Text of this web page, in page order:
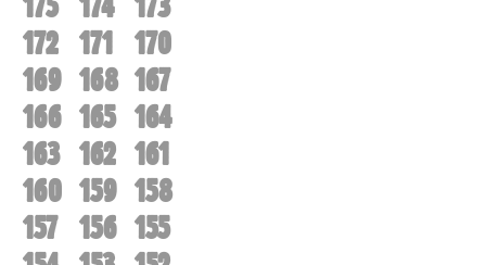
172 171 170
169 168 167
166 165 164
163 162 161
160 159 158
157 156 155